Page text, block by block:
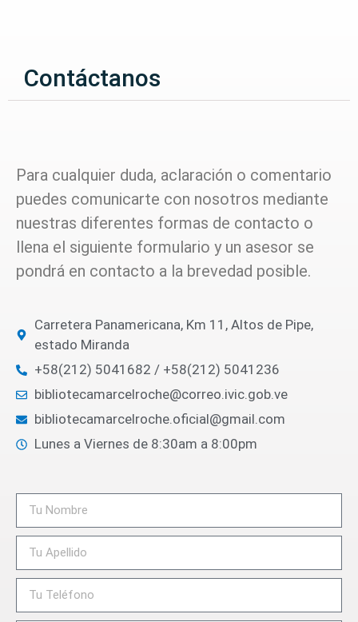
Contáctanos
Para cualquier duda, aclaración o comentario
puedes comunicarte con nosotros mediante
nuestras diferentes formas de contacto o
llena el siguiente formulario y un asesor se
pondrá en contacto a la brevedad posible.
Carretera Panamericana, Km 11, Altos de Pipe,
estado Miranda
+58(212) 5041682 / +58(212) 5041236
bibliotecamarcelroche@correo.ivic.gob.ve
bibliotecamarcelroche.oficial@gmail.com
Lunes a Viernes de 8:30am a 8:00pm